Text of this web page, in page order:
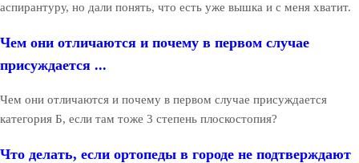
аспирантуру, но дали понять, что есть уже вышка и с меня хватит.
Чем они отличаются и почему в первом случае
присуждается ...
Чем они отличаются и почему в первом случае присуждается
категория Б, если там тоже 3 степень плоскостопия?
Что делать, если ортопеды в городе не подтверждают